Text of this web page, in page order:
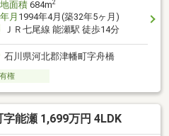
面積684m2
月 1994年4月(築32年5ヶ月)
ＪＲ七尾線 能瀬駅 徒歩14分
石川県河北郡津幡町字舟橋
権
能瀬 1,699万円 4LDK